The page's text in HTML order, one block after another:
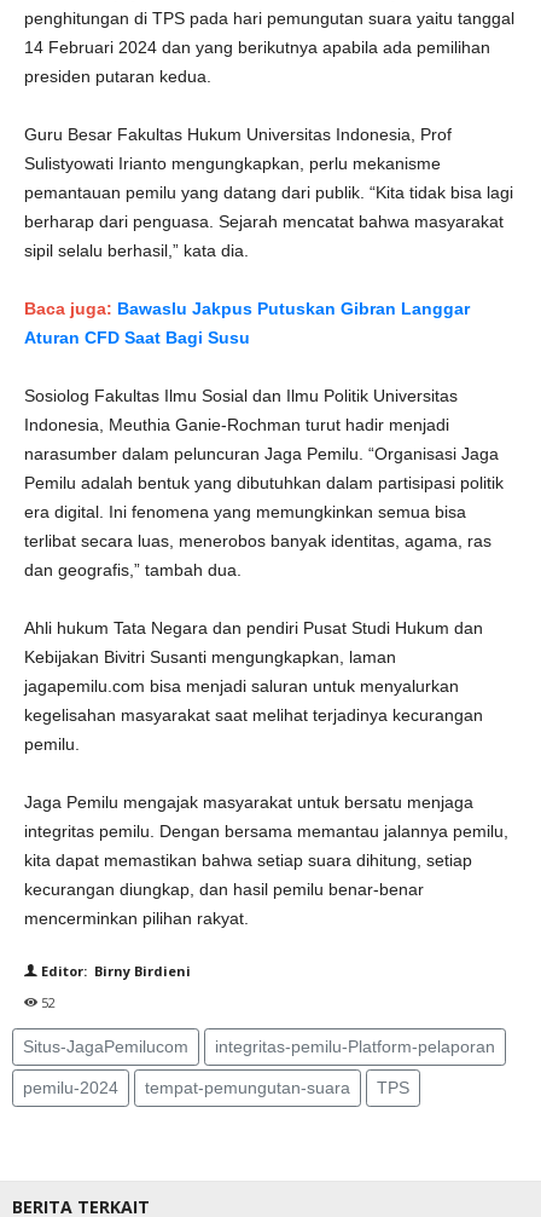
penghitungan di TPS pada hari pemungutan suara yaitu tanggal
14 Februari 2024 dan yang berikutnya apabila ada pemilihan
presiden putaran kedua.
Guru Besar Fakultas Hukum Universitas Indonesia, Prof
Sulistyowati Irianto mengungkapkan, perlu mekanisme
pemantauan pemilu yang datang dari publik. “Kita tidak bisa lagi
berharap dari penguasa. Sejarah mencatat bahwa masyarakat
sipil selalu berhasil,” kata dia.
Baca juga: Bawaslu Jakpus Putuskan Gibran Langgar
Aturan CFD Saat Bagi Susu
Sosiolog Fakultas Ilmu Sosial dan Ilmu Politik Universitas
Indonesia, Meuthia Ganie-Rochman turut hadir menjadi
narasumber dalam peluncuran Jaga Pemilu. “Organisasi Jaga
Pemilu adalah bentuk yang dibutuhkan dalam partisipasi politik
era digital. Ini fenomena yang memungkinkan semua bisa
terlibat secara luas, menerobos banyak identitas, agama, ras
dan geografis,” tambah dua.
Ahli hukum Tata Negara dan pendiri Pusat Studi Hukum dan
Kebijakan Bivitri Susanti mengungkapkan, laman
jagapemilu.com bisa menjadi saluran untuk menyalurkan
kegelisahan masyarakat saat melihat terjadinya kecurangan
pemilu.
Jaga Pemilu mengajak masyarakat untuk bersatu menjaga
integritas pemilu. Dengan bersama memantau jalannya pemilu,
kita dapat memastikan bahwa setiap suara dihitung, setiap
kecurangan diungkap, dan hasil pemilu benar-benar
mencerminkan pilihan rakyat.
Editor: Birny Birdieni
52
Situs-JagaPemilucom integritas-pemilu-Platform-pelaporan
pemilu-2024 tempat-pemungutan-suara TPS
BERITA TERKAIT